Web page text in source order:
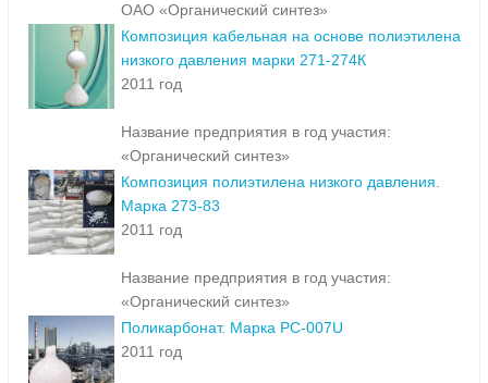
ОАО «Органический синтез»
Композиция кабельная на основе полиэтилена
низкого давления марки 271-274К
2011 год
Название предприятия в год участия:
«Органический синтез»
Композиция полиэтилена низкого давления.
Марка 273-83
2011 год
Название предприятия в год участия:
«Органический синтез»
Поликарбонат. Марка PC-007U
2011 год